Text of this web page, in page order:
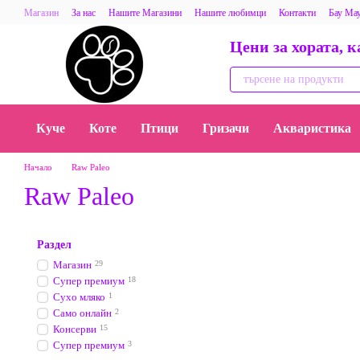
Премини към основното съдържание
Магазин За нас Нашите Магазини Нашите любимци Контакти
Бау
Потребителско споразумение за секция „МаринаВет“ на baumauzoo.eu
Хронология
Нашите партньори Бау Мау- baumauzoo-blog.eu
Спаси, осинови, обичай
Цени за хората,
Куче Коте Птици Гризачи Акваристика
Начало Raw Paleo
Raw Paleo
Раздел
Магазин 29
Супер премиум 18
Сухо мляко 1
Само онлайн 2
Консерви 15
Супер премиум 3